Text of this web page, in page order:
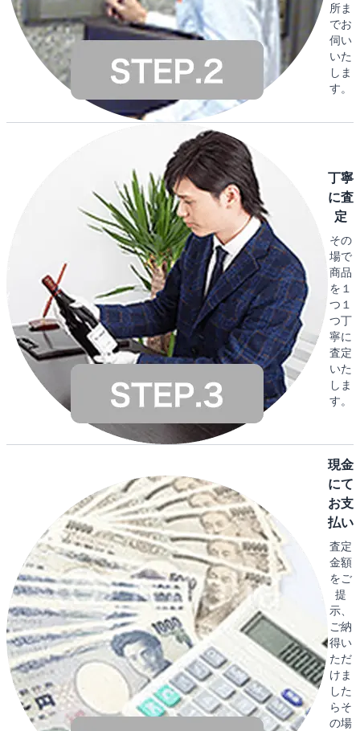
所ま
でお
伺い
いた
しま
す。
丁寧
に査
定
その
場で
商品
を１
つ１
つ丁
寧に
査定
いた
しま
す。
現金
にて
お支
払い
査定
金額
をご
提
示、
ご納
得い
ただ
けま
した
らそ
の場